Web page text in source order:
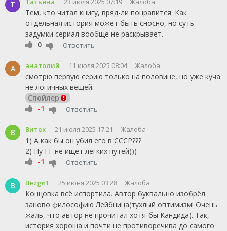
Т
Тем, кто читал книгу, вряд-ли понравится. Как
отдельная история может быть сносно, но суть
задумки сериал вообще не раскрывает.
0
Ответить
А анатолий 11 июля 2025 08:04 Жалоба
смотрю первую серию только на половине, но уже куча
не логичных вещей.
Спойлер
-1
Ответить
В Витек 21 июля 2025 17:21 Жалоба
1) А как бы он убил его в СССР???
2) Ну ГГ не ищет легких путей)))
-1
Ответить
B Bezgn1 25 июня 2025 03:28 Жалоба
Концовка всё испортила. Автор буквально изобрёл
заново философию Лейбница(тухлый оптимизм! Очень
жаль, что автор не прочитал хотя-бы Кандида). Так,
история хороша и почти не противоречива до самого